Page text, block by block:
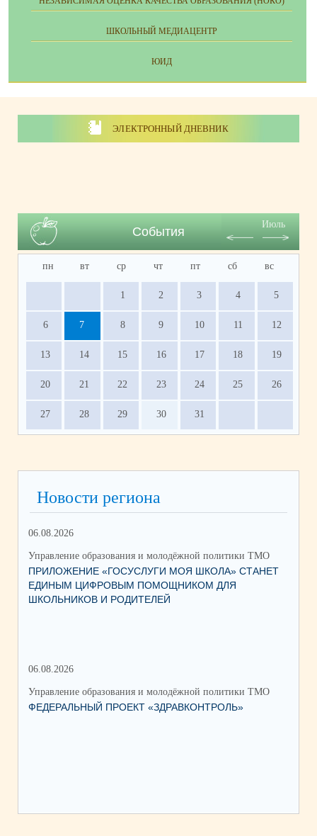
ШКОЛЬНЫЙ МЕДИАЦЕНТР
ЮИД
ЭЛЕКТРОННЫЙ ДНЕВНИК
События
Июль
пн вт ср чт пт сб вс
1 2 3 4 5
6 7 8 9 10 11 12
13 14 15 16 17 18 19
20 21 22 23 24 25 26
27 28 29 30 31
Новости региона
06.08.2026
Управление образования и молодёжной политики ТМО
ПРИЛОЖЕНИЕ «ГОСУСЛУГИ МОЯ ШКОЛА» СТАНЕТ
ЕДИНЫМ ЦИФРОВЫМ ПОМОЩНИКОМ ДЛЯ
ШКОЛЬНИКОВ И РОДИТЕЛЕЙ
06.08.2026
Управление образования и молодёжной политики ТМО
ФЕДЕРАЛЬНЫЙ ПРОЕКТ «ЗДРАВКОНТРОЛЬ»